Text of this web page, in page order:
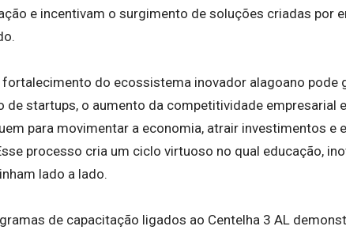
e incentivam o surgimento de soluções criadas por
do ecossistema inovador alagoano pode
de startups, o aumento da competitividade empresarial
para movimentar a economia, atrair investimentos e
processo cria um ciclo virtuoso no qual educação,
lado a lado.
de capacitação ligados ao Centelha 3 AL